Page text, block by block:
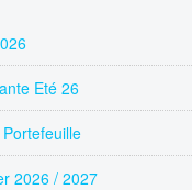
Eté 26
2026 / 2027